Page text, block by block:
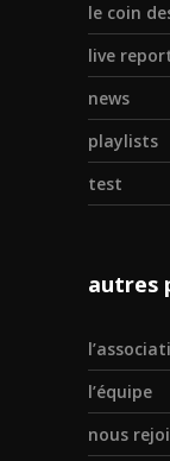
le coin
live
news
playlists
test
autres
l’équipe
nous